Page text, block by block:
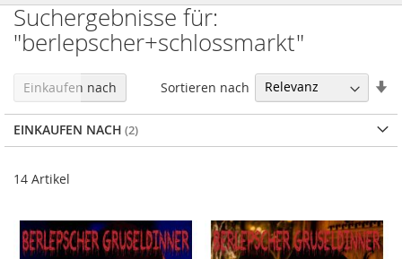
Suchergebnisse für:
"berlepscher+schlossmarkt"
14 Artikel
Sortieren nach
Einkaufen nach
EINKAUFEN NACH